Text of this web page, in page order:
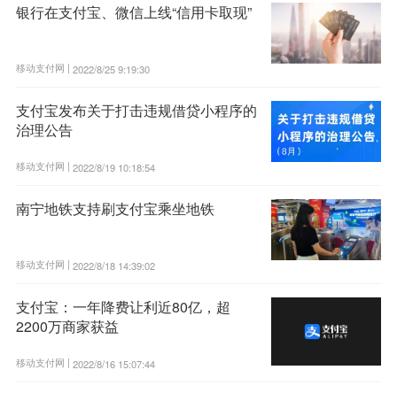
银行在支付宝、微信上线“信用卡取现”
移动支付网 | 2022/8/25 9:19:30
支付宝发布关于打击违规借贷小程序的
治理公告
移动支付网 | 2022/8/19 10:18:54
南宁地铁支持刷支付宝乘坐地铁
移动支付网 | 2022/8/18 14:39:02
支付宝：一年降费让利近80亿，超
2200万商家获益
移动支付网 | 2022/8/16 15:07:44